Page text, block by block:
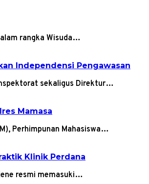
rangka Wisuda…
Independensi Pengawasan
sekaligus Direktur…
Mamasa
Perhimpunan Mahasiswa…
Klinik Perdana
resmi memasuki…